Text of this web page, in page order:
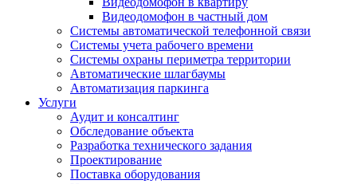
Видеодомофон в частный дом
Системы автоматической телефонной связи
Системы учета рабочего времени
Системы охраны периметра территории
Автоматические шлагбаумы
Автоматизация паркинга
Услуги
Аудит и консалтинг
Обследование объекта
Разработка технического задания
Проектирование
Поставка оборудования